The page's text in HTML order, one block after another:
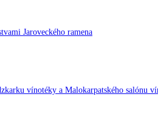
Jaroveckého ramena
vínotéky a Malokarpatského salónu